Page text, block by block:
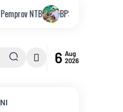
BPS: Ekonomi NTB Tumbuh 7,41
6 Aug
2026